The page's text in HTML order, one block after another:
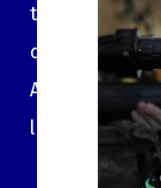
trebuie
coarda?
Arbaleta :
luneta